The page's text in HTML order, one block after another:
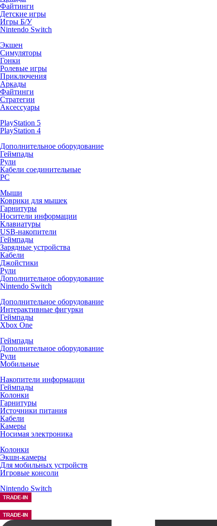
Файтинги
Детские игры
Игры Б/У
Nintendo Switch
Экшен
Симуляторы
Гонки
Ролевые игры
Приключения
Аркады
Файтинги
Стратегии
Аксессуары
PlayStation 5
PlayStation 4
Дополнительное оборудование
Геймпады
Рули
Кабели соединительные
PC
Мыши
Коврики для мышек
Гарнитуры
Носители информации
Клавиатуры
USB-накопители
Геймпады
Зарядные устройства
Кабели
Джойстики
Рули
Дополнительное оборудование
Nintendo Switch
Дополнительное оборудование
Интерактивные фигурки
Геймпады
Xbox One
Геймпады
Дополнительное оборудование
Рули
Мобильные
Накопители информации
Геймпады
Колонки
Гарнитуры
Источники питания
Кабели
Камеры
Носимая электроника
Колонки
Экшн-камеры
Для мобильных устройств
Игровые консоли
Nintendo Switch